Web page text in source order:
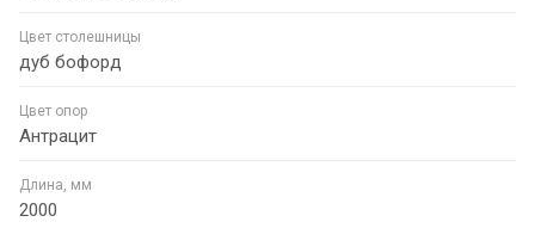
Цвет столешницы
дуб бофорд
Цвет опор
Антрацит
Длина, мм
2000